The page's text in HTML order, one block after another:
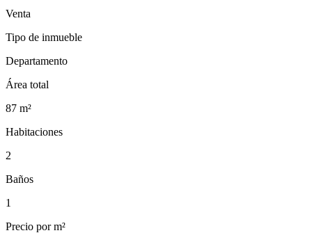
Venta
Tipo de inmueble
Departamento
Área total
87 m²
Habitaciones
2
Baños
1
Precio por m²